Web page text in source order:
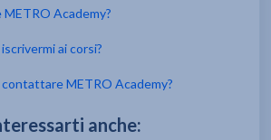
Academy?
ai corsi?
METRO Academy?
anche: